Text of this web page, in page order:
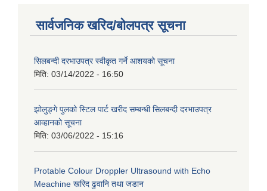
सार्वजनिक खरिद/बोलपत्र सूचना
सिलबन्दी दरभाउपत्र स्वीकृत गर्ने आशयको सूचना
मिति: 03/14/2022 - 16:50
झोलुङ्गे पुलको स्टिल पार्ट खरीद सम्बन्धी सिलबन्दी दरभाउपत्र
आव्हानको सूचना
मिति: 03/06/2022 - 15:16
Protable Colour Droppler Ultrasound with Echo
Meachine खरिद ढुवानि तथा जडान